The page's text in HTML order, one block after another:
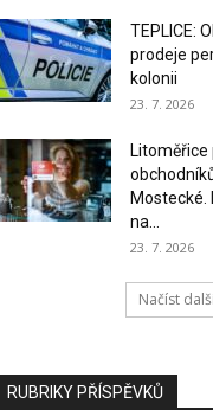
TEPLICE:
prodeje
kolonii
23. 7. 2026
Mostecké.
na...
23. 7. 2026
Načíst
RUBRIKY PŘÍSPĚVKŮ